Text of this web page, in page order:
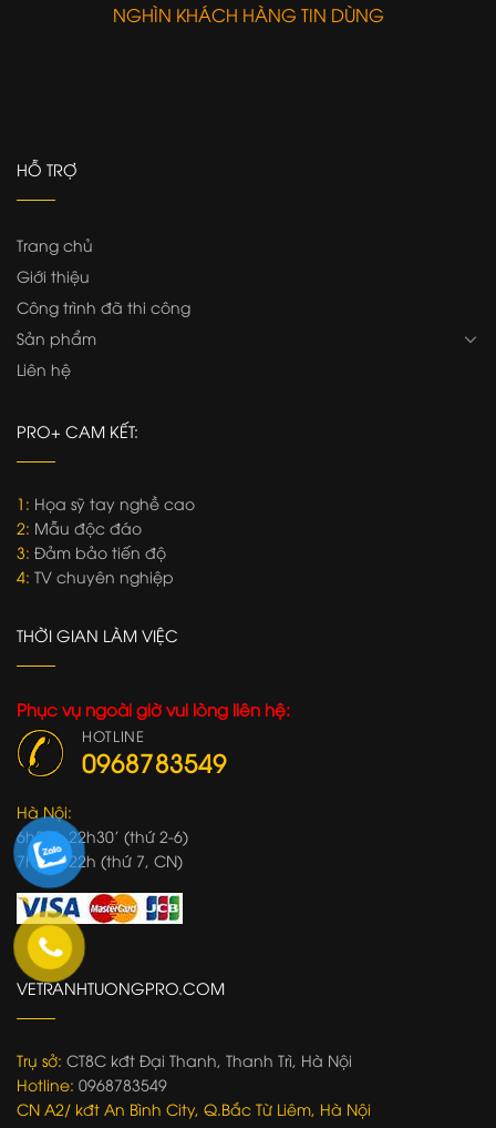
NGHÌN KHÁCH HÀNG TIN DÙNG
HỖ TRỢ
Trang chủ
Giới thiệu
Công trình đã thi công
Sản phẩm
Liên hệ
PRO+ CAM KẾT:
1: Họa sỹ tay nghề cao
2: Mẫu độc đáo
3: Đảm bảo tiến độ
4: TV chuyên nghiệp
THỜI GIAN LÀM VIỆC
Phục vụ ngoài giờ vui lòng liên hệ:
HOTLINE
0968783549
Hà Nội:
6h30'- 22h30' (thứ 2-6)
7h00'- 22h (thứ 7, CN)
VETRANHTUONGPRO.COM
Trụ sở: CT8C kđt Đại Thanh, Thanh Trì, Hà Nội
Hotline: 0968783549
CN A2/ kđt An Bình City, Q.Bắc Từ Liêm, Hà Nội